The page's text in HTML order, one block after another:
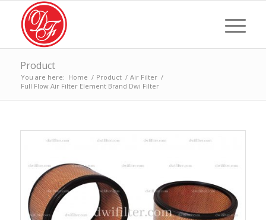
Product
You are here: Home / Product / Air Filter /
Full Flow Air Filter Element Brand Dwi Filter